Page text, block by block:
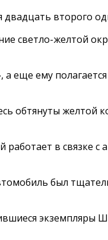
второго
светло-желтой
еще ему
обтянуты
в связке с
был
экземпляры